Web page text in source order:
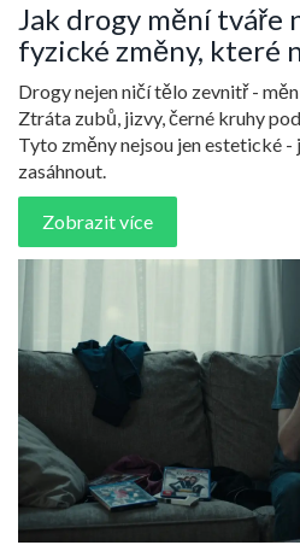
Jak drogy mění tváře
fyzické změny, které
přehlédnout
Drogy nejen ničí tělo zevnitř -
Ztráta zubů, jizvy, černé kruhy
Tyto změny nejsou jen estetické -
zasáhnout.
Zobrazit více